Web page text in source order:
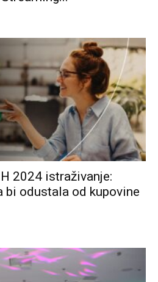
2024 istraživanje:
bi odustala od kupovine